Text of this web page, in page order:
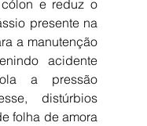
e reduz o
presente na
a manutenção
acidente
a pressão
distúrbios
folha de amora